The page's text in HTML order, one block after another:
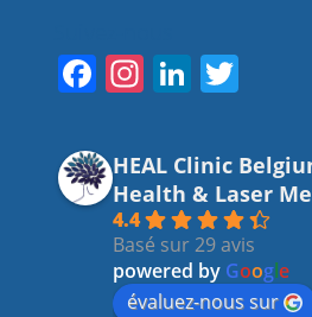
F
a
c
e
b
o
o
In
st
a
gr
a
m
Li
n
k
e
dI
n
T
itt
er
HEAL Clinic
Health & Laser
4.4
Basé sur 29 avis
powered by Google
évaluez-nous sur